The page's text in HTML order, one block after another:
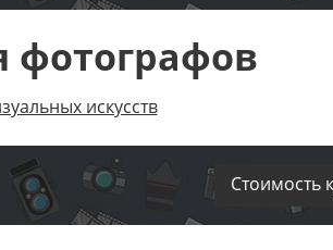
фотографов
искусств
Стоимость